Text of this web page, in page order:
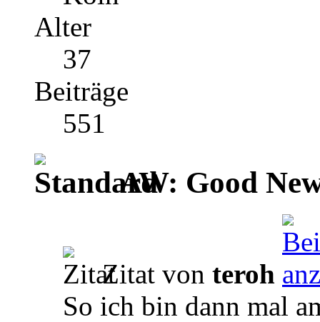
Alter
37
Beiträge
551
AW: Good
Zitat von teroh
So ich bin dann mal